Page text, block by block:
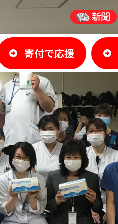
寄付で応援